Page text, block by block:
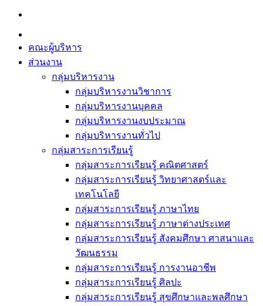
Skip
content
คณะผู้บริหาร
ส่วนงาน
กลุ่มบริหารงาน
กลุ่มบริหารงานวิชาการ
กลุ่มบริหารงานบุคคล
กลุ่มบริหารงานงบประมาณ
กลุ่มบริหารงานทั่วไป
กลุ่มสาระการเรียนรู้
กลุ่มสาระการเรียนรู้ คณิตศาสตร์
กลุ่มสาระการเรียนรู้ วิทยาศาสตร์และ
เทคโนโลยี
กลุ่มสาระการเรียนรู้ ภาษาไทย
กลุ่มสาระการเรียนรู้ ภาษาต่างประเทศ
กลุ่มสาระการเรียนรู้ สังคมศึกษา ศาสนาและ
วัฒนธรรม
กลุ่มสาระการเรียนรู้ การงานอาชีพ
กลุ่มสาระการเรียนรู้ ศิลปะ
กลุ่มสาระการเรียนรู้ สุขศึกษาและพลศึกษา